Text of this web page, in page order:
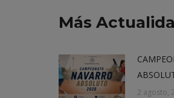
Más
2 agosto,